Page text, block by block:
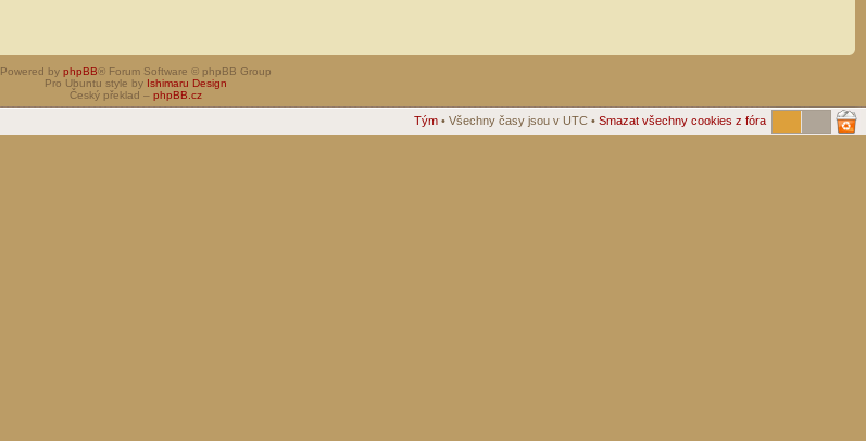
Powered by phpBB® Forum Software © phpBB Group
Pro Ubuntu style by Ishimaru Design
Český překlad – phpBB.cz
Tým • Všechny časy jsou v UTC • Smazat všechny cookies z fóra